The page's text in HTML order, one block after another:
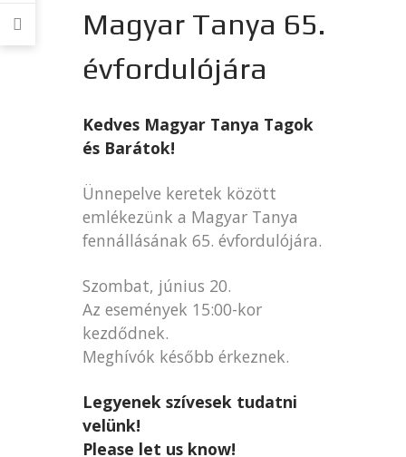
Magyar Tanya 65.
évfordulójára
Kedves Magyar Tanya Tagok
és Barátok!
Ünnepelve keretek között
emlékezünk a Magyar Tanya
fennállásának 65. évfordulójára.
Szombat, június 20.
Az események 15:00-kor
kezdődnek.
Meghívók később érkeznek.
Legyenek szívesek tudatni
velünk!
Please let us know!